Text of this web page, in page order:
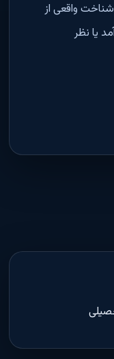
واقعی از
یا نظر